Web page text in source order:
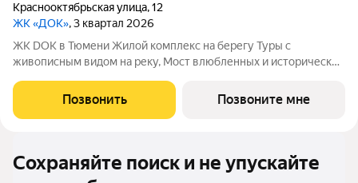
Краснооктябрьская улица,12
ЖК «ДОК», 3 квартал 2026
ЖК DOK в Тюмени Жилой комплекс на берегу Туры с
живописным видом на реку, Мост влюбленных и исторический
принципиально новой организацией общественных зон. Три
лепестка здания сходятся в большое
Позвонить Позвоните мне
Сохраняйте поиск и не упускайте